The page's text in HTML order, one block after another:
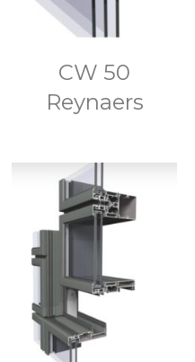
CW 50
Reynaers